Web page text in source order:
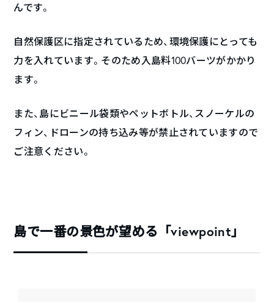
んです。
自然保護区に指定されているため、環境保護にとっても
力を入れています。そのため入島料100バーツがかかり
ます。
また、島にビニール袋類やペットボトル、スノーケルの
フィン、ドローンの持ち込み等が禁止されていますので
ご注意ください。
島で一番の景色が望める「viewpoint」